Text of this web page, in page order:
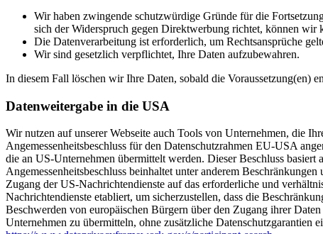
Wir haben zwingende schutzwürdige Gründe für die
sich der Widerspruch gegen Direktwerbung richtet, können wir
Die Datenverarbeitung ist erforderlich, um Rechtsansprüche
Wir sind gesetzlich verpflichtet, Ihre Daten aufzubewahren.
In diesem Fall löschen wir Ihre Daten, sobald die Voraussetzung(en)
Datenweitergabe in die USA
Wir nutzen auf unserer Webseite auch Tools von Unternehmen, die
Angemessenheitsbeschluss für den Datenschutzrahmen EU-USA
die an US-Unternehmen übermittelt werden. Dieser Beschluss
Angemessenheitsbeschluss beinhaltet unter anderem
Zugang der US-Nachrichtendienste auf das erforderliche und
Nachrichtendienste etabliert, um sicherzustellen, dass die
Beschwerden von europäischen Bürgern über den Zugang ihrer
Unternehmen zu übermitteln, ohne zusätzliche